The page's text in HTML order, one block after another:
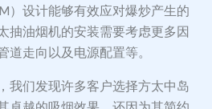
）设计能够有效应对爆炒产生的
抽油烟机的安装需要考虑更多因
走向以及电源配置等。
我们发现许多客户选择方太中岛